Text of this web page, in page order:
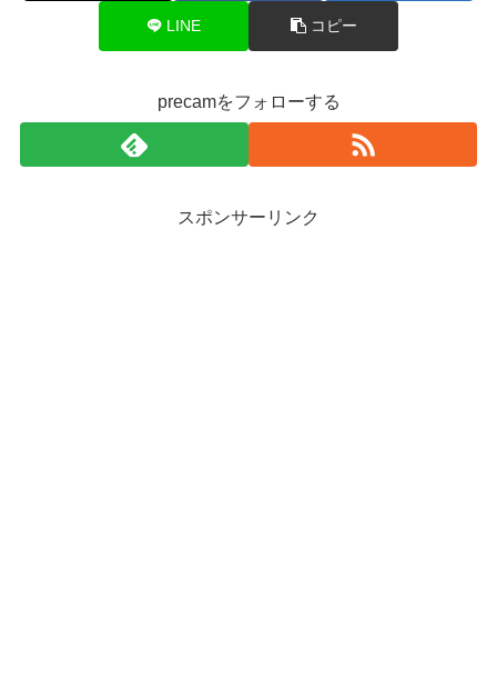
LINE コピー
precamをフォローする
スポンサーリンク